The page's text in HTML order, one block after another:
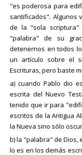
"es poderosa para
santificados". Algunos
de la "sola scriptura"
"palabra" de su
detenernos en todos
un artículo sobre el
Escrituras, pero baste
a) cuando Pablo dio
escrita del Nuevo
tenido que ir para
escritos de la Antigua
la Nueva sino sólo
b) la "palabra" de Dios,
lo es en los demás